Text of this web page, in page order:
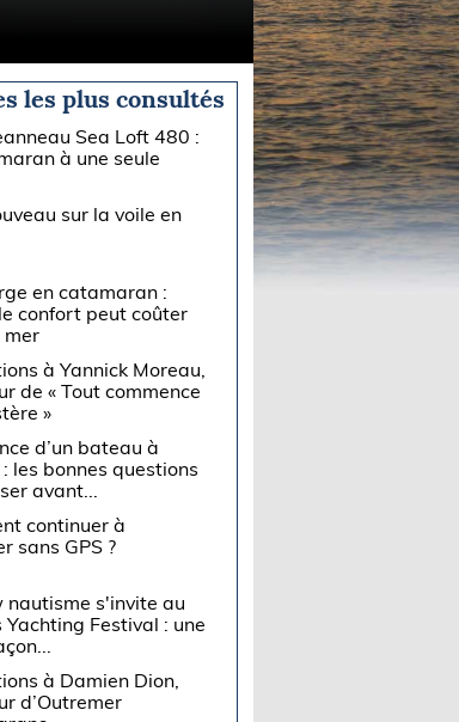
les plus consultés
Sea Loft 480 :
à une seule
sur la voile en
en catamaran :
confort peut coûter
mer
à Yannick Moreau,
de « Tout commence
»
d’un bateau à
les bonnes questions
avant...
continuer à
sans GPS ?
nautisme s'invite au
Yachting Festival : une
à Damien Dion,
d’Outremer